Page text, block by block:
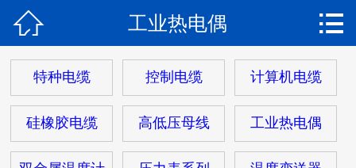
关于我们
产品中心
热门电缆
 工业热电偶 
特种电缆 控制电缆 计算机电缆
硅橡胶电缆 高低压母线 工业热电偶